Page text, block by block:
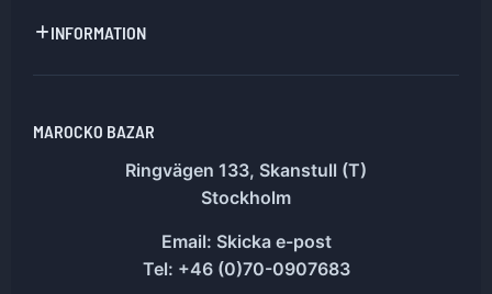
INFORMATION
MAROCKO BAZAR
Ringvägen 133, Skanstull (T)
Stockholm
Email: Skicka e-post
Tel: +46 (0)70-0907683